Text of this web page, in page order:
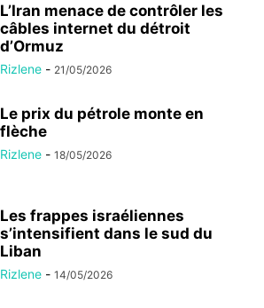
L’Iran menace de contrôler les
câbles internet du détroit
d’Ormuz
Rizlene - 21/05/2026
Le prix du pétrole monte en
flèche
Rizlene - 18/05/2026
Les frappes israéliennes
s’intensifient dans le sud du
Liban
Rizlene - 14/05/2026